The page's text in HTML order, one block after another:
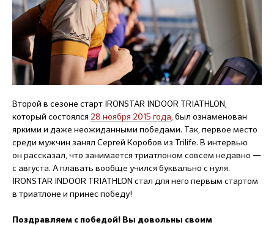
Второй в сезоне старт IRONSTAR INDOOR TRIATHLON,
который состоялся 28 ноября 2015 года, был ознаменован
яркими и даже неожиданными победами. Так, первое место
среди мужчин занял Сергей Коробов из Trilife. В интервью
он рассказал, что занимается триатлоном совсем недавно —
с августа. А плавать вообще учился буквально с нуля.
IRONSTAR INDOOR TRIATHLON стал для него первым стартом
в триатлоне и принес победу!
Поздравляем с победой! Вы довольны своим